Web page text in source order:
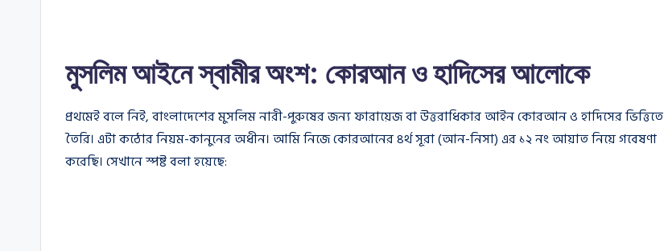
মুসলিম আইনে স্বামীর অংশ: কোরআন ও হাদিসের আলোকে
প্রথমেই বলে নিই, বাংলাদেশের মুসলিম নারী-পুরুষের জন্য ফারায়েজ বা উত্তরাধিকার আইন কোরআন ও হাদিসের ভিত্তিতে
তৈরি। এটা কঠোর নিয়ম-কানুনের অধীন। আমি নিজে কোরআনের ৪র্থ সূরা (আন-নিসা) এর ১২ নং আয়াত নিয়ে গবেষণা
করেছি। সেখানে স্পষ্ট বলা হয়েছে: